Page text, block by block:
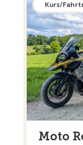
Kurs/
Moto